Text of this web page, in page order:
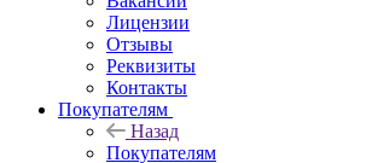
Лицензии
Отзывы
Реквизиты
Контакты
Покупателям
Назад
Покупателям